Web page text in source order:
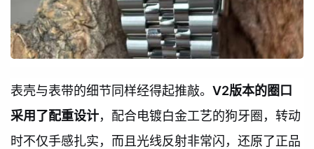
表壳与表带的细节同样经得起推敲。 V2版本的圈口
采用了配重设计，配合电镀白金工艺的狗牙圈，转动
时不仅手感扎实，而且光线反射非常闪，还原了正品